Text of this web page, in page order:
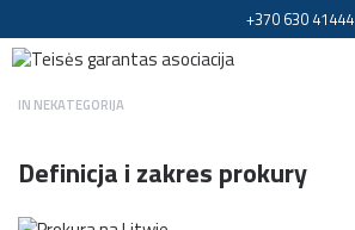
+370 630 41444
IN NEKATEGORIJA
Definicja i zakres prokury